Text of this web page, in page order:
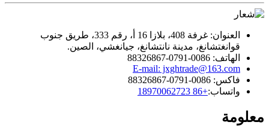
العنوان: غرفة 408، بلازا 16 أ، رقم 333، طريق جنوب
قوانغتشانغ، مدينة نانتشانغ، جيانغشي، الصين.
الهاتف: 0086-0791-88326867
E-mail: jxghtrade@163.com
فاكس: 0086-0791-88326867
واتساب:+86 18970062723
معلومة